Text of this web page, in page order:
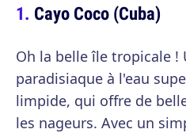
Cayo Coco (Cuba)
Oh la belle île tropicale !
paradisiaque à l'eau
limpide, qui offre de
les nageurs. Avec un